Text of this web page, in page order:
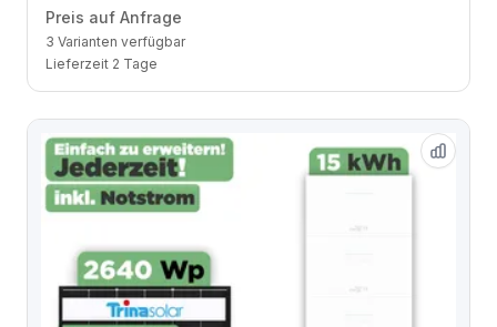
Preis auf Anfrage
3 Varianten verfügbar
Lieferzeit 2 Tage